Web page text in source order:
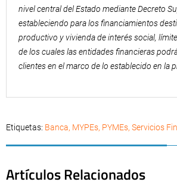
nivel central del Estado mediante Decreto
estableciendo para los financiamientos
productivo y vivienda de interés social,
de los cuales las entidades financieras
clientes en el marco de lo establecido en la
Etiquetas: Banca, MYPEs, PYMEs, Servicios
Artículos Relacionados